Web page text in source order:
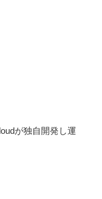
が独自開発し運